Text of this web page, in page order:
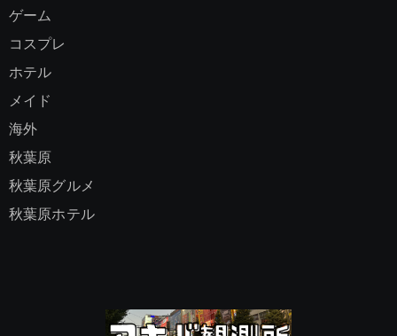
ゲーム
コスプレ
ホテル
メイド
海外
秋葉原
秋葉原グルメ
秋葉原ホテル